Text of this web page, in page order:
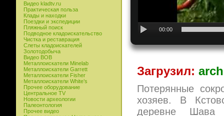
Видео kladtv.ru
Практическая польза
Клады и находки
Поездки и экспедиции
Пляжный поиск
Подводное кладоискательство
Чистка и реставрация
Слеты кладоискателей
Золотодобыча
Видео ВОВ
Металлоискатели Minelab
Металлоискатели Garrett
Металлоискатели Fisher
Металлоискатели White’s
Прочее оборудование
Центральное TV
Новости археологии
Палеонтология
Прочее видео
00:00
Загрузил:
Потерянные
хозяев. В
деревне Шава